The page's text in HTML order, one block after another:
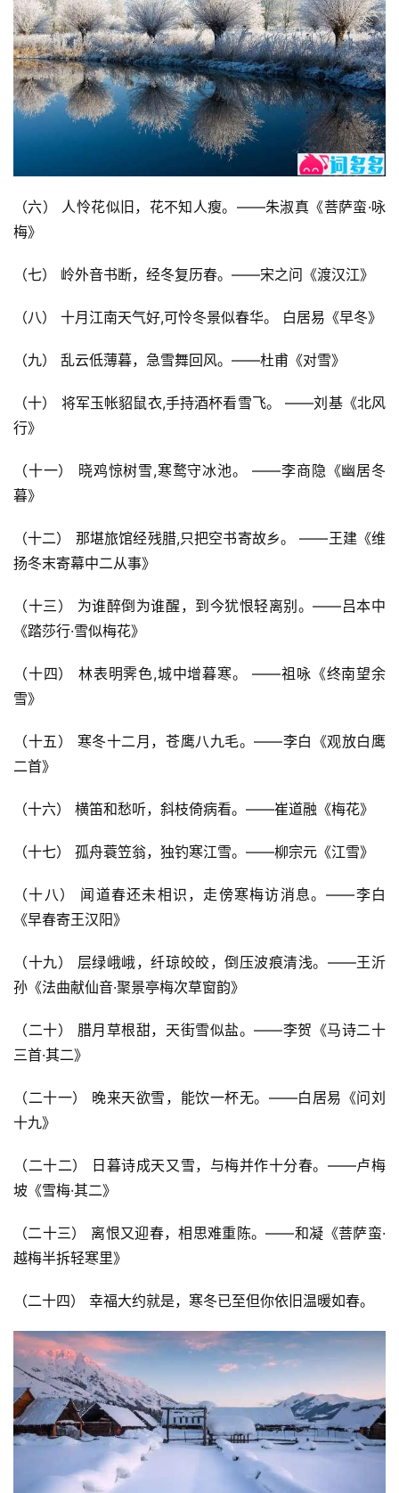
（六） 人怜花似旧，花不知人瘦。——朱淑真《菩萨蛮·咏
梅》
（七） 岭外音书断，经冬复历春。——宋之问《渡汉江》
（八） 十月江南天气好,可怜冬景似春华。 白居易《早冬》
（九） 乱云低薄暮，急雪舞回风。——杜甫《对雪》
（十） 将军玉帐貂鼠衣,手持酒杯看雪飞。 ——刘基《北风
行》
（十一） 晓鸡惊树雪,寒鹜守冰池。 ——李商隐《幽居冬
暮》
（十二） 那堪旅馆经残腊,只把空书寄故乡。 ——王建《维
扬冬末寄幕中二从事》
（十三） 为谁醉倒为谁醒，到今犹恨轻离别。——吕本中
《踏莎行·雪似梅花》
（十四） 林表明霁色,城中增暮寒。 ——祖咏《终南望余
雪》
（十五） 寒冬十二月，苍鹰八九毛。——李白《观放白鹰
二首》
（十六） 横笛和愁听，斜枝倚病看。——崔道融《梅花》
（十七） 孤舟蓑笠翁，独钓寒江雪。——柳宗元《江雪》
（十八） 闻道春还未相识，走傍寒梅访消息。——李白
《早春寄王汉阳》
（十九） 层绿峨峨，纤琼皎皎，倒压波痕清浅。——王沂
孙《法曲献仙音·聚景亭梅次草窗韵》
（二十） 腊月草根甜，天街雪似盐。——李贺《马诗二十
三首·其二》
（二十一） 晚来天欲雪，能饮一杯无。——白居易《问刘
十九》
（二十二） 日暮诗成天又雪，与梅并作十分春。——卢梅
坡《雪梅·其二》
（二十三） 离恨又迎春，相思难重陈。——和凝《菩萨蛮·
越梅半拆轻寒里》
（二十四） 幸福大约就是，寒冬已至但你依旧温暖如春。